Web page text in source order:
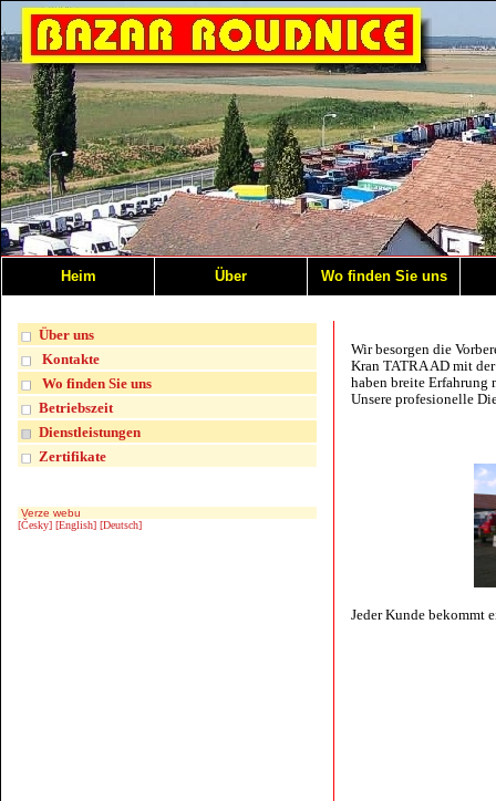
Heim Über Wo finden Sie uns
Über uns
Kontakte
Wo finden Sie uns
Betriebszeit
Dienstleistungen
Zertifikate
Verze webu
[Česky] [English] [Deutsch]
Wir besorgen die
Kran TATRA AD mit
haben breite Erfahrung
Unsere profesionelle
Jeder Kunde bekommt